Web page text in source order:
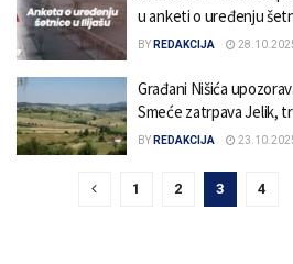
u anketi o uređenju
BY REDAKCIJA
Građani Nišića
Smeće zatrpava Jelik,
BY REDAKCIJA
1 2 3 4